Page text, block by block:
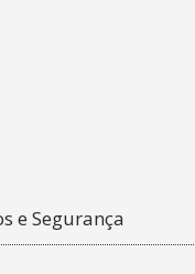
e Segurança